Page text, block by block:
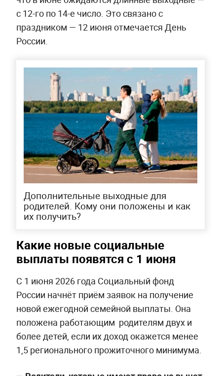
с 12-го по 14-е число. Это связано с
праздником — 12 июня отмечается День
России.
Дополнительные выходные для
родителей. Кому они положены и как
их получить?
Какие новые социальные
выплаты появятся с 1 июня
С 1 июня 2026 года Социальный фонд
России начнёт приём заявок на получение
новой ежегодной семейной выплаты. Она
положена работающим родителям двух и
более детей, если их доход окажется менее
1,5 регионального прожиточного минимума.